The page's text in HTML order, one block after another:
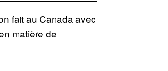
fait au Canada avec
matière de